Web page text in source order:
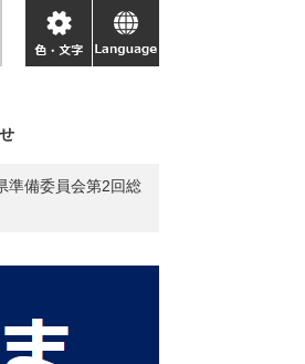
色・
文
language
準備委員会第2回総